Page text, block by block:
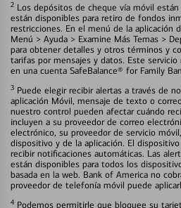
2 Los depósitos de cheque vía móvil
están disponibles para retiro de fondos
restricciones. En el menú de la aplicación
Menú > Ayuda > Examine Más Temas >
para obtener detalles y otros términos y
tarifas por mensajes y datos. Este
en una cuenta SafeBalance® for Family
3 Puede elegir recibir alertas a través de
aplicación Móvil, mensaje de texto o
nuestro control pueden afectar cuándo
incluyen a su proveedor de correo
electrónico, su proveedor de servicio
dispositivo y de la aplicación. El
recibir notificaciones automáticas. Las
están disponibles para todos los
basada en la web. Bank of America no
proveedor de telefonía móvil puede
4 Podemos permitirle que bloquee su